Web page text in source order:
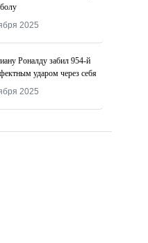
2025
Роналду забил 954-й
ударом через себя
2025